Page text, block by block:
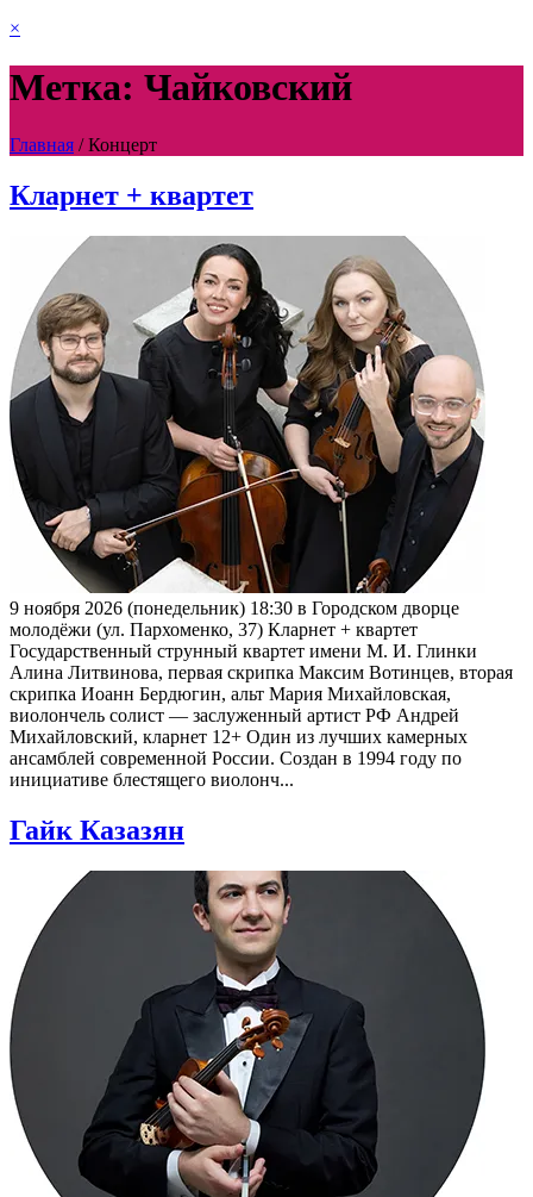
×
Метка: Чайковский
Главная /Концерт
Кларнет + квартет
9 ноября 2026 (понедельник) 18:30 в Городском дворце
молодёжи (ул. Пархоменко, 37) Кларнет + квартет
Государственный струнный квартет имени М. И. Глинки
Алина Литвинова, первая скрипка Максим Вотинцев, вторая
скрипка Иоанн Бердюгин, альт Мария Михайловская,
виолончель солист — заслуженный артист РФ Андрей
Михайловский, кларнет 12+ Один из лучших камерных
ансамблей современной России. Создан в 1994 году по
инициативе блестящего виолонч...
Гайк Казазян